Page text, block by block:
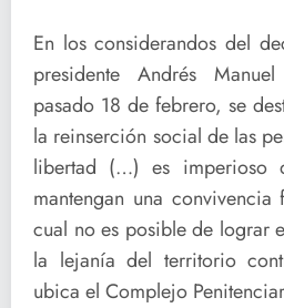
En los considerandos del
presidente Andrés
pasado 18 de febrero, se
la reinserción social de las
libertad (…) es imperioso
mantengan una
cual no es posible de lograr
la lejanía del territorio
ubica el Complejo